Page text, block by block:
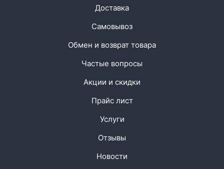
Доставка
Самовывоз
Обмен и возврат товара
Частые вопросы
Акции и скидки
Прайс лист
Услуги
Отзывы
Новости